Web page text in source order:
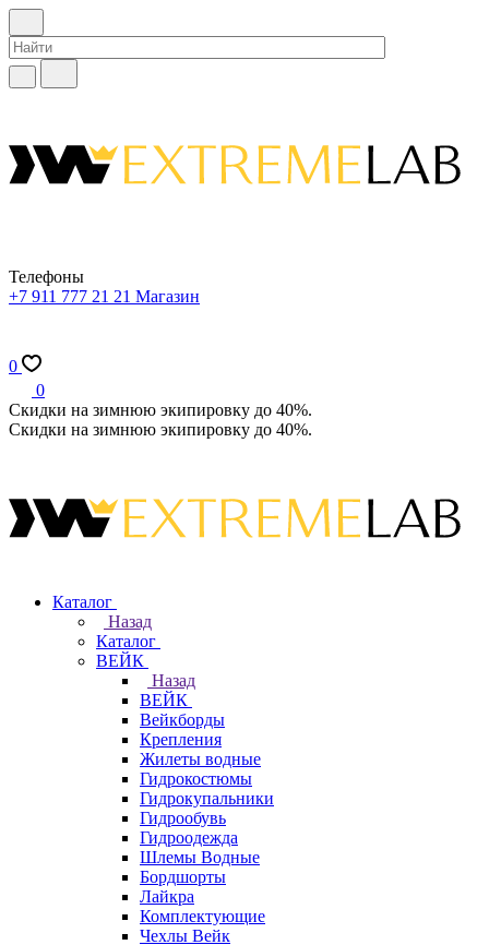
Телефоны
+7 911 777 21 21 Магазин
0
0
Скидки на зимнюю экипировку до 40%.
Скидки на зимнюю экипировку до 40%.
Каталог
Назад
Каталог
ВЕЙК
Назад
ВЕЙК
Вейкборды
Крепления
Жилеты водные
Гидрокостюмы
Гидрокупальники
Гидрообувь
Гидроодежда
Шлемы Водные
Бордшорты
Лайкра
Комплектующие
Чехлы Вейк